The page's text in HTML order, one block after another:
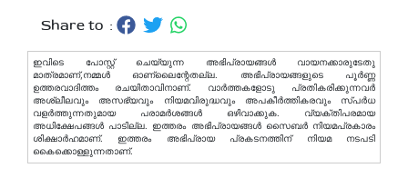
Share to :
ഇവിടെ പോസ്റ്റ് ചെയ്യുന്ന അഭിപ്രായങ്ങള്‍ വായനക്കാരുടേതു
മാത്രമാണ്,നമ്മൾ ഓണ്ലൈന്റേതല്ല. അഭിപ്രായങ്ങളുടെ പൂർണ്ണ
ഉത്തരവാദിത്തം രചയിതാവിനാണ്. വാര്‍ത്തകളോടു പ്രതികരിക്കുന്നവര്‍
അശ്ലീലവും അസഭ്യവും നിയമവിരുദ്ധവും അപകീര്‍ത്തികരവും സ്പര്‍ധ
വളര്‍ത്തുന്നതുമായ പരാമര്‍ശങ്ങള്‍ ഒഴിവാക്കുക. വ്യക്തിപരമായ
അധിക്ഷേപങ്ങള്‍ പാടില്ല. ഇത്തരം അഭിപ്രായങ്ങള്‍ സൈബര്‍ നിയമപ്രകാരം
ശിക്ഷാര്‍ഹമാണ്. ഇത്തരം അഭിപ്രായ പ്രകടനത്തിന് നിയമ നടപടി
കൈക്കൊള്ളുന്നതാണ്.